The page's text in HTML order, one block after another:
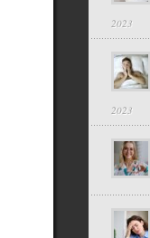
2023
2023